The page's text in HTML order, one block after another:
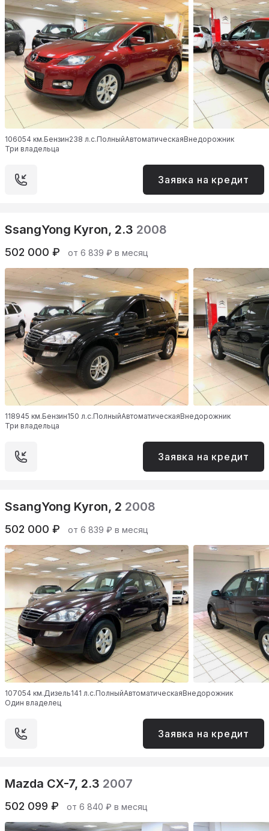
106054 км.Бензин238 л.с.ПолныйАвтоматическаяВнедорожник
Три владельца
Заявка на кредит
SsangYong Kyron, 2.3 2008
502 000 ₽ от 6 839 ₽ в месяц
118945 км.Бензин150 л.с.ПолныйАвтоматическаяВнедорожник
Три владельца
Заявка на кредит
SsangYong Kyron, 2 2008
502 000 ₽ от 6 839 ₽ в месяц
107054 км.Дизель141 л.с.ПолныйАвтоматическаяВнедорожник
Один владелец
Заявка на кредит
Mazda CX-7, 2.3 2007
502 099 ₽ от 6 840 ₽ в месяц